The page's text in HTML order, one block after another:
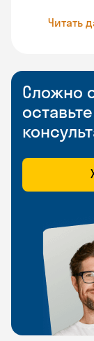
Читать
Сложно